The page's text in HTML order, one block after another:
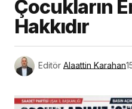
Çocukların
Hakkıdır
Editör Alaattin Karahan